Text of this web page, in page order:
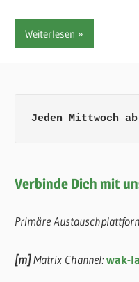
Weiterlesen
Jeden Mittwoch
Verbinde Dich mit
Primäre
[m]Matrix Channel:wak-